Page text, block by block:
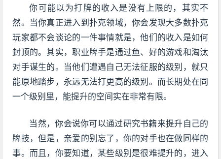
你可能以为打牌的收入是没有上限的，其实不
然。当你真正进入到扑克领域，你会发现大多数扑克
玩家都不会谈论的一件事情就是，他们的收入是如何
封顶的。其实，职业牌手是通过鱼、好的游戏和淘汰
对手谋生的。当他们遭遇自己无法征服的级别，就只
能原地踏步，永远无法打更高的级别。而长期处在同
一个级别里，能提升的空间实在非常有限。
当然，你会说你可以通过研究书籍来提升自己的
牌技，但是，亲爱的别忘了，你的对手也在做同样的
事。而且，你要知道，某些级别是很难提升的，进入